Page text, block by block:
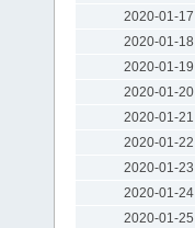
2020-01-17
2020-01-18
2020-01-19
2020-01-20
2020-01-21
2020-01-22
2020-01-23
2020-01-24
2020-01-25